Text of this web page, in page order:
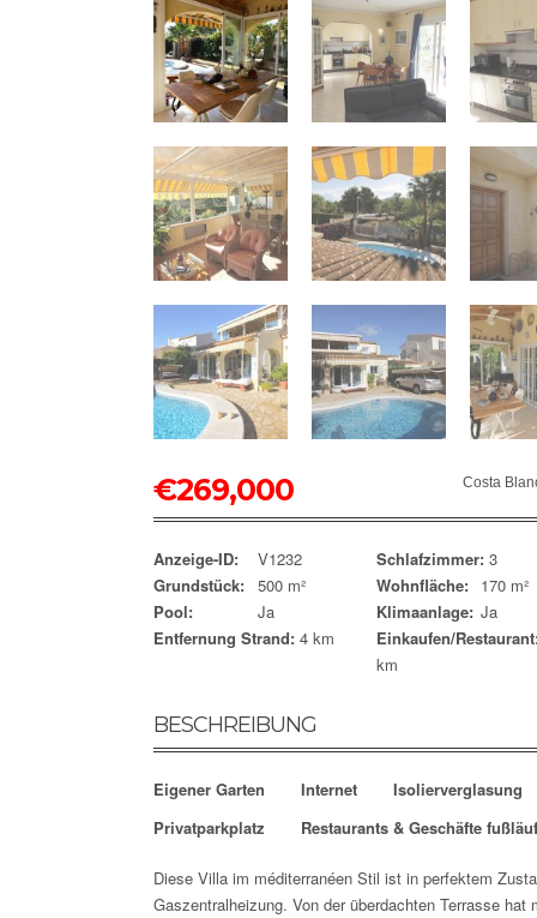
€269,000 Costa
Anzeige-ID: V1232 Schlafzimmer: 3
Grundstück: 500 m² Wohnfläche: 170 m²
Pool:
Ja Klimaanlage: Ja
Entfernung Strand: 4 km
Einkaufen/
km
BESCHREIBUNG
Eigener Garten Internet
Isolierverglasung
Privatparkplatz
Restaurants & Geschäfte
Diese Villa im méditerranéen Stil ist in perfektem
Gaszentralheizung. Von der überdachten Terrasse hat